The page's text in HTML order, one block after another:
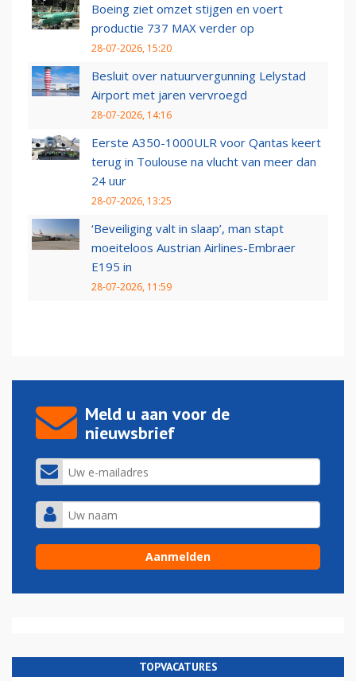
Boeing ziet omzet stijgen en voert
productie 737 MAX verder op
28-07-2026, 15:20
Besluit over natuurvergunning Lelystad
Airport met jaren vervroegd
28-07-2026, 14:16
Eerste A350-1000ULR voor Qantas keert
terug in Toulouse na vlucht van meer dan
24 uur
28-07-2026, 13:25
‘Beveiliging valt in slaap’, man stapt
moeiteloos Austrian Airlines-Embraer
E195 in
28-07-2026, 11:59
Meld u aan voor de
nieuwsbrief
TOPVACATURES